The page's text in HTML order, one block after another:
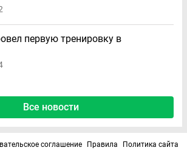
первую тренировку в
Все новости
соглашение Правила
Политика сайта